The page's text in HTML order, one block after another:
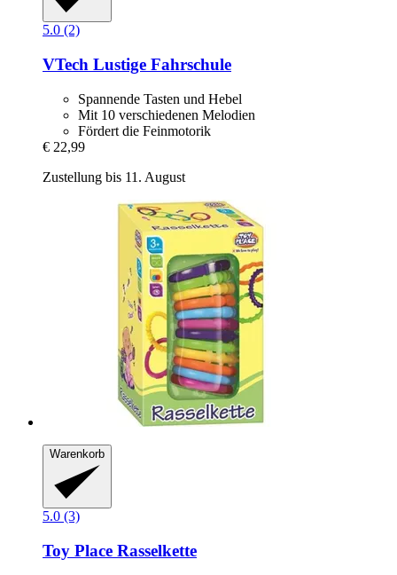
5.0 (2)
VTech Lustige Fahrschule
Spannende Tasten und Hebel
Mit 10 verschiedenen Melodien
Fördert die Feinmotorik
€ 22,99
Zustellung bis 11. August
Warenkorb
5.0 (3)
Toy Place Rasselkette